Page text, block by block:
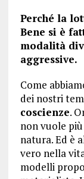
Perché la
Bene si è
modalità
aggressive.
Come
dei nostri
coscienze.
non vuole
natura. Ed è
vero nella
modelli